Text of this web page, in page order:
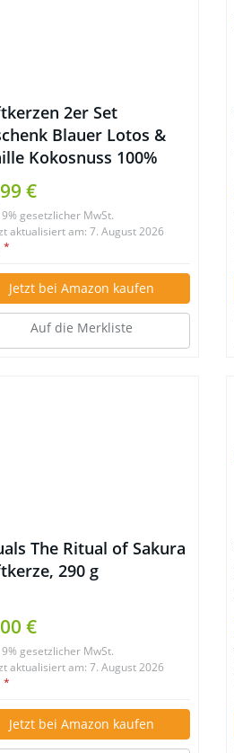
2er Set
Blauer Lotos &
Kokosnuss 100%
je 185g 45Std
€
gesetzlicher MwSt.
aktualisiert am: 7. August 2026
*
Jetzt bei Amazon kaufen
Auf die Merkliste
The Ritual of Sakura
290 g
€
gesetzlicher MwSt.
aktualisiert am: 7. August 2026
*
Jetzt bei Amazon kaufen